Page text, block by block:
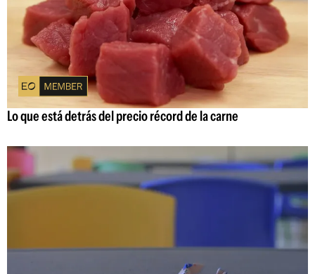
Lo que está detrás del precio récord de la carne